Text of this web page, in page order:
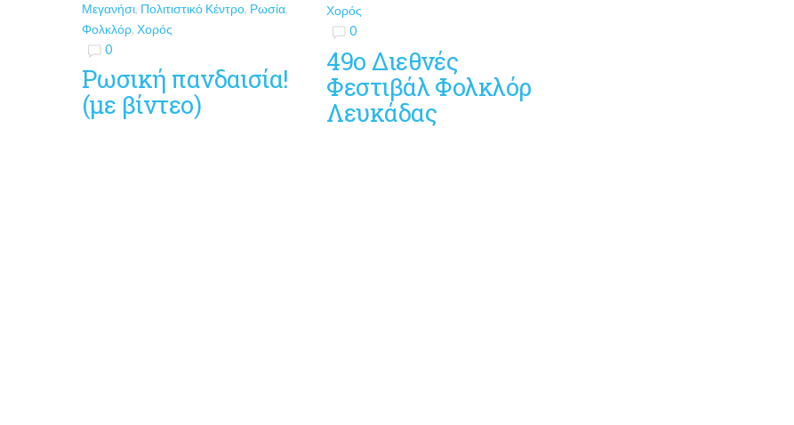
Μεγανήσι, Πολιτιστικό Κέντρο, Ρωσία,
Φολκλόρ, Χορός
0
Ρωσική πανδαισία!
(με βίντεο)
Χορός
0
49ο Διεθνές
Φεστιβάλ Φολκλόρ
Λευκάδας